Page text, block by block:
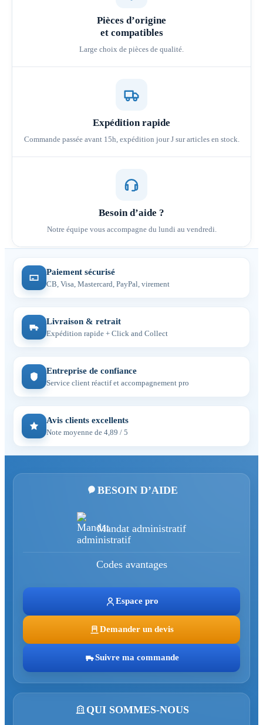
Pièces d’origine
et compatibles
Large choix de pièces de qualité.
Expédition rapide
Commande passée avant 15h, expédition jour J sur articles en stock.
Besoin d’aide ?
Notre équipe vous accompagne du lundi au vendredi.
Paiement sécurisé
CB, Visa, Mastercard, PayPal, virement
Livraison & retrait
Expédition rapide + Click and Collect
Entreprise de confiance
Service client réactif et accompagnement pro
Avis clients excellents
Note moyenne de 4,89 / 5
BESOIN D’AIDE
Mandat administratif
Codes avantages
Espace pro
Demander un devis
Suivre ma commande
QUI SOMMES-NOUS